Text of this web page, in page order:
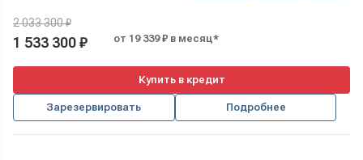
2 033 300 ₽
1 533 300 ₽ от 19 339 ₽ в месяц*
Купить в кредит
Зарезервировать Подробнее